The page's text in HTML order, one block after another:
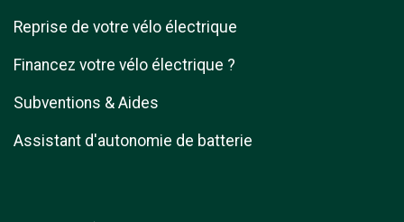
Reprise de votre vélo électrique
Financez votre vélo électrique ?
Subventions & Aides
Assistant d'autonomie de batterie